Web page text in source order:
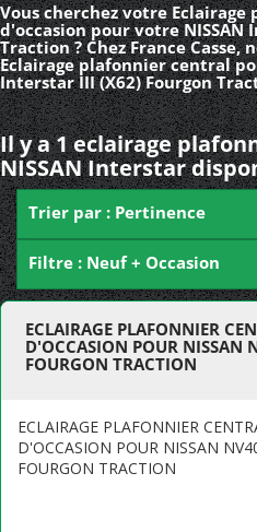
Vous cherchez votre
d'occasion pour votre NISSAN
Traction ? Chez France Casse,
Eclairage plafonnier central
Interstar III (X62) Fourgon
Il y a 1 eclairage
NISSAN Interstar
Trier par : Pertinence
Filtre : Neuf + Occasion
ECLAIRAGE PLAFONNIER
D'OCCASION POUR NISSAN
FOURGON TRACTION
ECLAIRAGE PLAFONNIER
D'OCCASION POUR NISSAN
FOURGON TRACTION